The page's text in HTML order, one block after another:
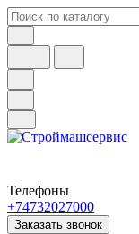
Телефоны
+74732027000
Заказать звонок